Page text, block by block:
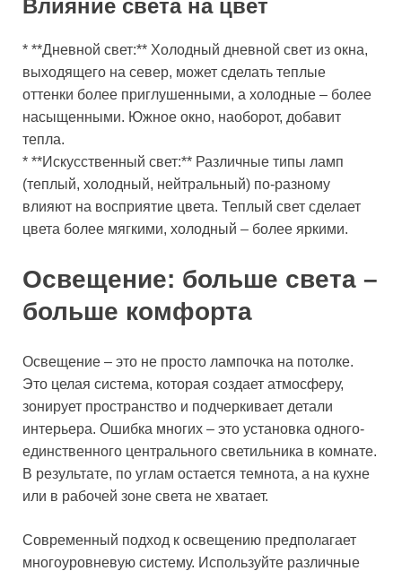
Влияние света на цвет
* **Дневной свет:** Холодный дневной свет из окна,
выходящего на север, может сделать теплые
оттенки более приглушенными, а холодные – более
насыщенными. Южное окно, наоборот, добавит
тепла.
* **Искусственный свет:** Различные типы ламп
(теплый, холодный, нейтральный) по-разному
влияют на восприятие цвета. Теплый свет сделает
цвета более мягкими, холодный – более яркими.
Освещение: больше света –
больше комфорта
Освещение – это не просто лампочка на потолке.
Это целая система, которая создает атмосферу,
зонирует пространство и подчеркивает детали
интерьера. Ошибка многих – это установка одного-
единственного центрального светильника в комнате.
В результате, по углам остается темнота, а на кухне
или в рабочей зоне света не хватает.
Современный подход к освещению предполагает
многоуровневую систему. Используйте различные